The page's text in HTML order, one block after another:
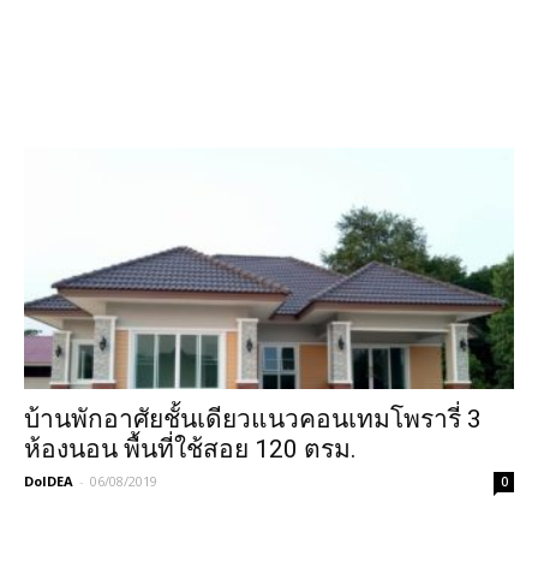
บ้านพักอาศัยชั้นเดียวแนวคอนเทมโพรารี่ 3
ห้องนอน พื้นที่ใช้สอย 120 ตรม.
DoIDEA - 06/08/2019 0